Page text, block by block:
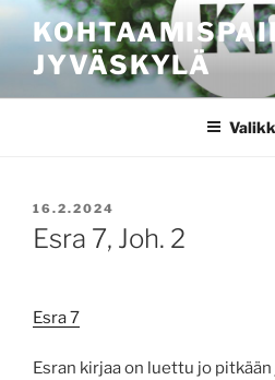
sisältöön
JYVÄSKYLÄ
JULKAISTU
16.2.2024
Esra 7, Joh. 2
Esra 7
Esran kirjaa on luettu jo